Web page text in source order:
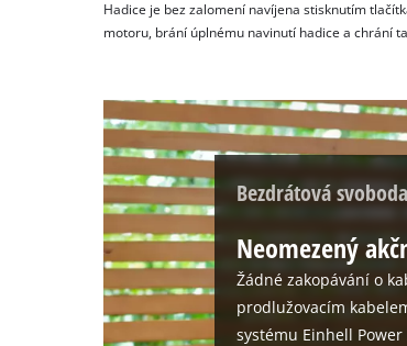
Hadice je bez zalomení navíjena stisknutím
motoru, brání úplnému navinutí hadice a chrání
Bezdrátová svoboda
Neomezený
Žádné zakopávání o
prodlužovacím
systému Einhell